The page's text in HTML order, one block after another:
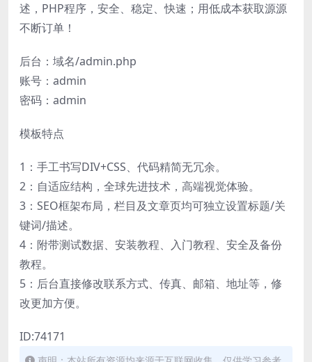
述，PHP程序，安全、稳定、快速；用低成本获取源源
不断订单！
后台：域名/admin.php
账号：admin
密码：admin
模板特点
1：手工书写DIV+CSS、代码精简无冗余。
2：自适应结构，全球先进技术，高端视觉体验。
3：SEO框架布局，栏目及文章页均可独立设置标题/关
键词/描述。
4：附带测试数据、安装教程、入门教程、安全及备份
教程。
5：后台直接修改联系方式、传真、邮箱、地址等，修
改更加方便。
ID:74171